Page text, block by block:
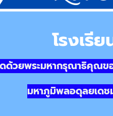
โรงเรี
ด้วยพระมหากรุณาธิคุณข
มหาภูมิพลอดุลยเดช